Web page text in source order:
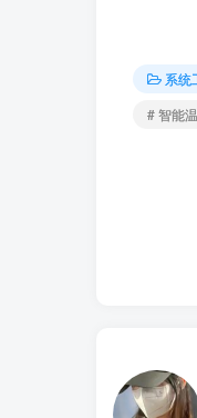
系统
# 智能